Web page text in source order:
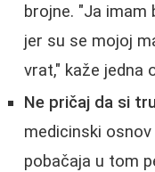
brojne. "Ja imam
jer su se mojoj
vrat," kaže jedna
Ne pričaj da si
medicinski
pobačaja u tom